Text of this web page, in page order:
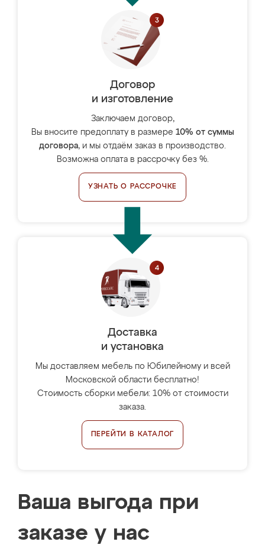
Договор
и изготовление
Заключаем договор,
Вы вносите предоплату в размере 10% от суммы
договора, и мы отдаём заказ в производство.
Возможна оплата в рассрочку без %.
УЗНАТЬ О РАССРОЧКЕ
Доставка
и установка
Мы доставляем мебель по Юбилейному и всей
Московской области бесплатно!
Стоимость сборки мебели: 10% от стоимости
заказа.
ПЕРЕЙТИ В КАТАЛОГ
Ваша выгода при
заказе у нас